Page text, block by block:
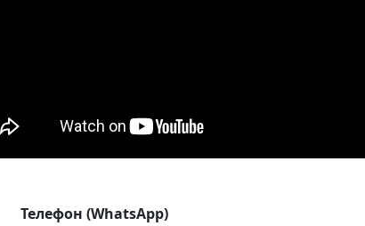
Телефон (WhatsApp)